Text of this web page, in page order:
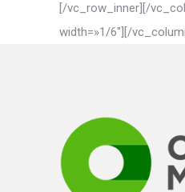
[/vc_row_inner][/
width=»1/6″][/